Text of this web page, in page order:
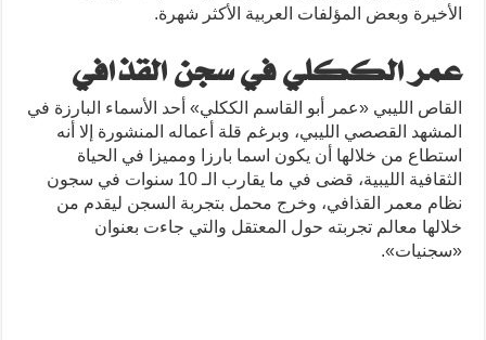
الأخيرة وبعض المؤلفات العربية الأكثر شهرة.
عمر الككلي في سجن القذافي
القاص الليبي «عمر أبو القاسم الككلي» أحد الأسماء البارزة في
المشهد القصصي الليبي، وبرغم قلة أعماله المنشورة إلا أنه
استطاع من خلالها أن يكون اسما بارزا ومميزا في الحياة
الثقافية الليبية، قضى في ما يقارب الـ 10 سنوات في سجون
نظام معمر القذافي، وخرج محمل بتجربة السجن ليقدم من
خلالها معالم تجربته حول المعتقل والتي جاءت بعنوان
«سجنيات».